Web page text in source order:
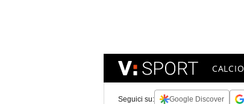
CALCIO
Seguici su: Google Discover